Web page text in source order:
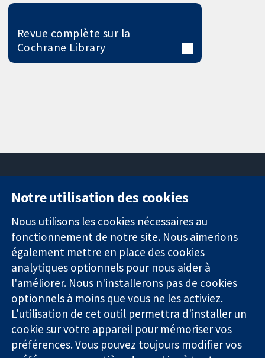
Revue complète sur la
Cochrane Library
Des données
probantes.
Des décisions
éclairées.
Une meilleure
santé.
11-13 Cavendish
Square
Londres
W1G0AN
Royaume-Uni
nous
Actualités
Service de
presse
Qui sommes-
nous
Offres
d'emploi
Library
Notre utilisation des cookies
Nous utilisons les cookies nécessaires au
fonctionnement de notre site. Nous aimerions
également mettre en place des cookies
analytiques optionnels pour nous aider à
l'améliorer. Nous n'installerons pas de cookies
optionnels à moins que vous ne les activiez.
L'utilisation de cet outil permettra d'installer un
cookie sur votre appareil pour mémoriser vos
préférences. Vous pouvez toujours modifier vos